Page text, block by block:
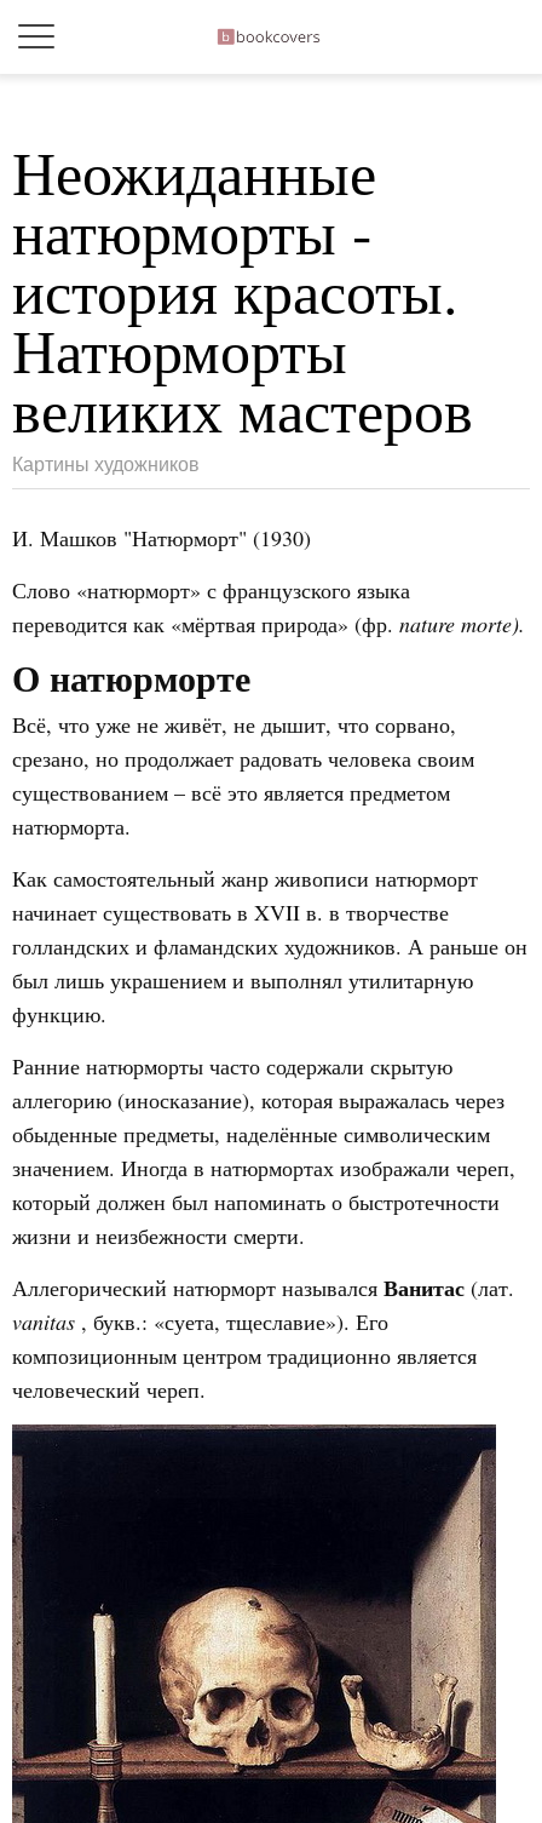
Неожиданные
натюрморты -
история красоты.
Натюрморты
великих мастеров
Картины художников
И. Машков "Натюрморт" (1930)
Слово «натюрморт» с французского языка
переводится как «мёртвая природа» (фр. nature morte).
О натюрморте
Всё, что уже не живёт, не дышит, что сорвано,
срезано, но продолжает радовать человека своим
существованием – всё это является предметом
натюрморта.
Как самостоятельный жанр живописи натюрморт
начинает существовать в XVII в. в творчестве
голландских и фламандских художников. А раньше он
был лишь украшением и выполнял утилитарную
функцию.
Ранние натюрморты часто содержали скрытую
аллегорию (иносказание), которая выражалась через
обыденные предметы, наделённые символическим
значением. Иногда в натюрмортах изображали череп,
который должен был напоминать о быстротечности
жизни и неизбежности смерти.
Аллегорический натюрморт назывался Ванитас (лат.
vanitas , букв.: «суета, тщеславие»). Его
композиционным центром традиционно является
человеческий череп.